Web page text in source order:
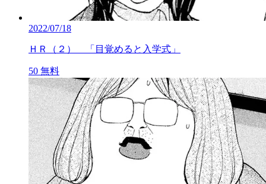
2022/07/18
ＨＲ（２） 「目覚めると入学式」
50 無料